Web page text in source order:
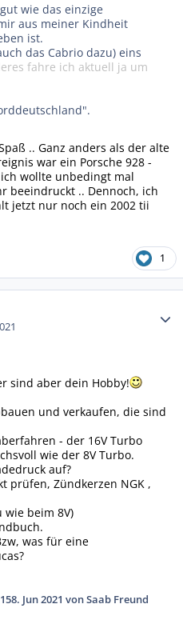
wie das einzige
aus meiner Kindheit
ist.
das Cabrio dazu) eins
fahre ich aktuell ja um
.. Ganz anders als der alte
war ein Porsche 928 -
wollte unbedingt mal
beeindruckt .. Dennoch, ich
jetzt nur noch ein 2002 tii
1
sind aber dein Hobby!
und verkaufen, die sind
- der 16V Turbo
wie der 8V Turbo.
auf?
prüfen, Zündkerzen NGK ,
beim 8V)
was für eine
8. Jun 2021 von Saab Freund